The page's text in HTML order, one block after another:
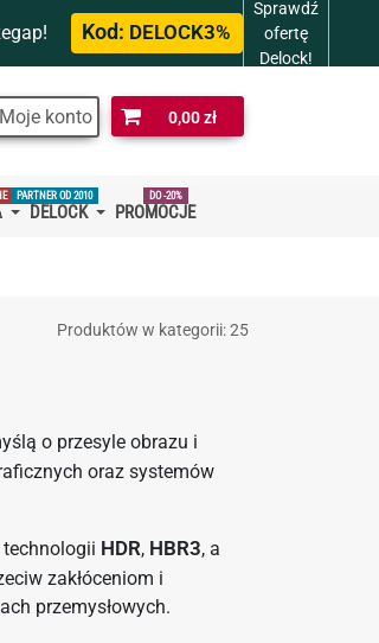
Kod: DELOCK3%
Sprawdź
ofertę
Delock!
Moje konto 0,00 zł
DELOCK
PARTNER OD 2010
PROMOCJE
DO -20%
Produktów w kategorii: 25
o przesyle obrazu i
oraz systemów
technologii HDR, HBR3, a
zakłóceniom i
przemysłowych.